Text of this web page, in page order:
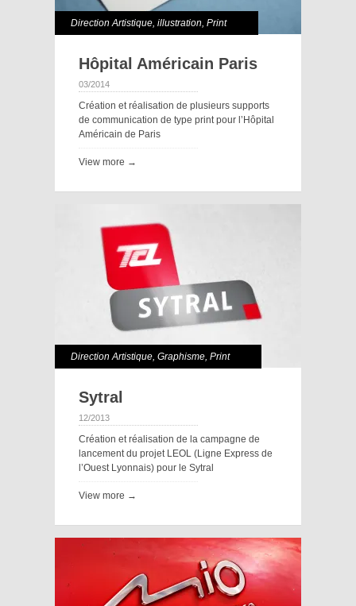
Direction Artistique, illustration, Print
Hôpital Américain Paris
03/2014
Création et réalisation de plusieurs supports
de communication de type print pour l’Hôpital
Américain de Paris
View more →
Direction Artistique, Graphisme, Print
Sytral
12/2013
Création et réalisation de la campagne de
lancement du projet LEOL (Ligne Express de
l’Ouest Lyonnais) pour le Sytral
View more →